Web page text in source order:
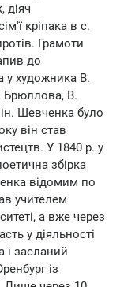
діяч
кріпака в с.
Грамоти
до
у художника В.
Брюллова, В.
Шевченка було
він став
У 1840 р. у
збірка
відомим по
учителем
а вже через
у діяльності
і засланий
із